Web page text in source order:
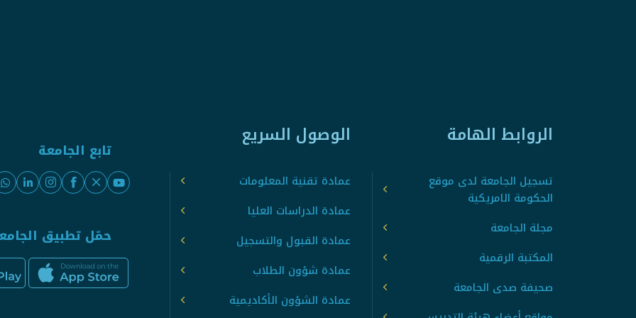
الروابط الهامة
تسجيل الجامعة لدى موقع
الحكومة الامريكية
مجلة الجامعة
المكتبة الرقمية
صحيفة صدى الجامعة
الوصول السريع
عمادة تقنية المعلومات
عمادة الدراسات العليا
عمادة القبول والتسجيل
عمادة شؤون الطلاب
عمادة الشؤون الأكاديمية
تابع الجامعة
حمّل تطبيق